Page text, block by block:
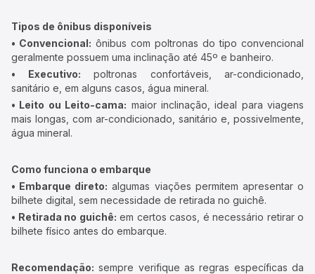
Tipos de ônibus disponíveis
• Convencional: ônibus com poltronas do tipo convencional
geralmente possuem uma inclinação até 45º e banheiro.
• Executivo: poltronas confortáveis, ar-condicionado,
sanitário e, em alguns casos, água mineral.
• Leito ou Leito-cama: maior inclinação, ideal para viagens
mais longas, com ar-condicionado, sanitário e, possivelmente,
água mineral.
Como funciona o embarque
• Embarque direto: algumas viações permitem apresentar o
bilhete digital, sem necessidade de retirada no guichê.
• Retirada no guichê: em certos casos, é necessário retirar o
bilhete físico antes do embarque.
Recomendação: sempre verifique as regras específicas da